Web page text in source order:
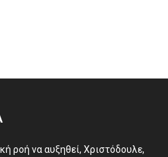
ροή να αυξηθεί, Χριστόδουλε,